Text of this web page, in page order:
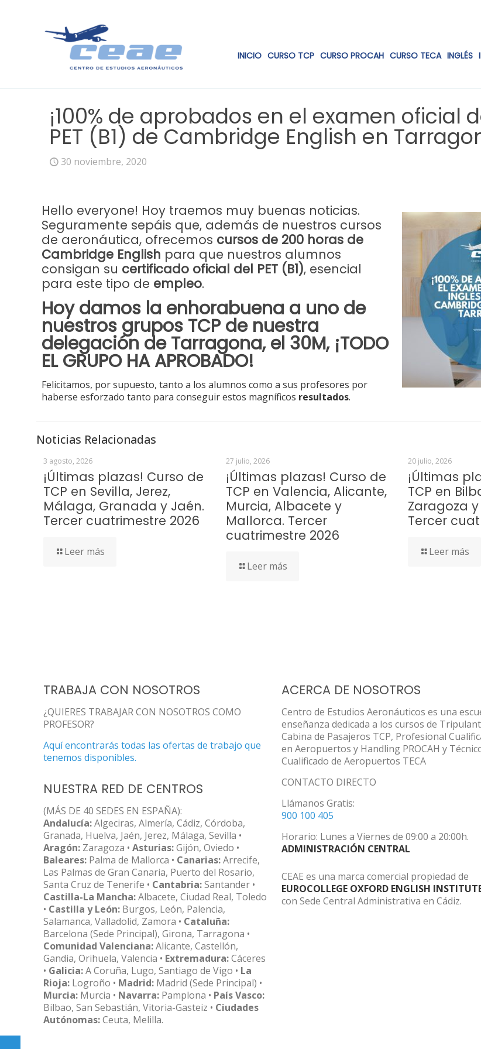
INICIO CURSO TCP CURSO PROCAH CURSO TECA INGLÉS
¡100% de aprobados en el examen oficial
PET (B1) de Cambridge English en
30 noviembre, 2020
Hello everyone! Hoy traemos muy buenas noticias.
Seguramente sepáis que, además de nuestros cursos
de aeronáutica, ofrecemos cursos de 200 horas de
Cambridge English para que nuestros alumnos
consigan su certificado oficial del PET (B1), esencial
para este tipo de empleo.
Hoy damos la enhorabuena a uno de
nuestros grupos TCP de nuestra
delegación deTarragona, el 30M,¡TODO
EL GRUPO HA APROBADO!
Felicitamos, por supuesto, tanto a los alumnos como a sus profesores por
haberse esforzado tanto para conseguir estos magníficos resultados.
Noticias Relacionadas
3 agosto, 2026
¡Últimas plazas! Curso de
TCP en Sevilla, Jerez,
Málaga, Granada y Jaén.
Tercer cuatrimestre 2026
Leer más
27 julio, 2026
¡Últimas plazas! Curso de
TCP en Valencia, Alicante,
Murcia, Albacete y
Mallorca. Tercer
cuatrimestre 2026
Leer más
20 julio, 2026
¡Últimas
TCP en
Zaragoza
Tercer
Leer más
TRABAJA CON NOSOTROS
¿QUIERES TRABAJAR CON NOSOTROS COMO
PROFESOR?
Aquí encontrarás todas las ofertas de trabajo que
tenemos disponibles.
NUESTRA RED DE CENTROS
(MÁS DE 40 SEDES EN ESPAÑA):
Andalucía:Algeciras, Almería, Cádiz, Córdoba,
Granada, Huelva, Jaén, Jerez, Málaga, Sevilla •
Aragón: Zaragoza • Asturias:Gijón, Oviedo •
Baleares: Palma de Mallorca • Canarias:Arrecife,
Las Palmas de Gran Canaria, Puerto del Rosario,
Santa Cruz de Tenerife • Cantabria:Santander •
Castilla-La Mancha:Albacete, Ciudad Real, Toledo
• Castilla y León: Burgos, León, Palencia,
Salamanca, Valladolid, Zamora • Cataluña:
Barcelona (Sede Principal), Girona, Tarragona •
Comunidad Valenciana:Alicante, Castellón,
Gandia, Orihuela, Valencia • Extremadura:Cáceres
• Galicia:A Coruña, Lugo, Santiago de Vigo • La
Rioja: Logroño • Madrid: Madrid (Sede Principal) •
Murcia: Murcia • Navarra: Pamplona • País Vasco:
Bilbao, San Sebastián, Vitoria-Gasteiz • Ciudades
Autónomas:Ceuta, Melilla.
ACERCA DE NOSOTROS
Centro de Estudios Aeronáuticos es una
enseñanza dedicada a los cursos de
Cabina de Pasajeros TCP, Profesional
en Aeropuertos y Handling PROCAH y
Cualificado de Aeropuertos TECA
CONTACTO DIRECTO
Llámanos Gratis:
900 100 405
Horario: Lunes a Viernes de 09:00 a 20:00h.
ADMINISTRACIÓN CENTRAL
CEAE es una marca comercial propiedad de
EUROCOLLEGE OXFORD ENGLISH
con Sede Central Administrativa en Cádiz.